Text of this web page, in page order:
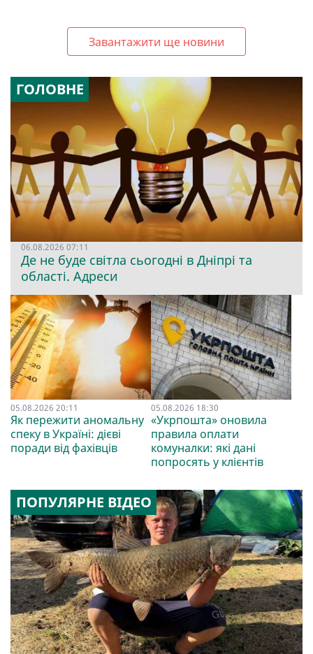
Завантажити ще новини
ГОЛОВНЕ
06.08.2026 07:11
Де не буде світла сьогодні в Дніпрі та
області. Адреси
05.08.2026 20:11
Як пережити аномальну
спеку в Україні: дієві
поради від фахівців
05.08.2026 18:30
«Укрпошта» оновила
правила оплати
комуналки: які дані
попросять у клієнтів
ПОПУЛЯРНЕ ВІДЕО